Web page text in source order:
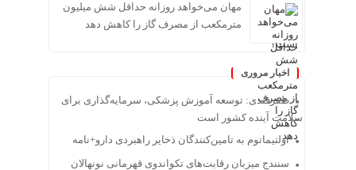
مهان می‌خواهد روزانه حداقل شش میلیون
مترمکعب از مصرف گاز را کاهش دهد
اخبار مروری
ظفرقندی: توسعه آموزش پزشکی، سرمایه‌گذاری برای
سلامت آینده کشور است
اولتیماتوم به تامین‌کنندگان ذخایر راهبردی دارو+نامه
سنندج میزبان رقابت‌های تکواندوی قهرمانی نونهالان